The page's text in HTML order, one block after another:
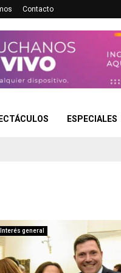
Contacto
ESPECIALES
Interés general